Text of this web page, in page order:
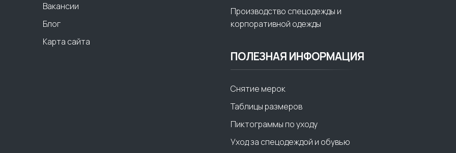
Вакансии
Блог
Карта сайта
Производство спецодежды и
корпоративной одежды
ПОЛЕЗНАЯ ИНФОРМАЦИЯ
Снятие мерок
Таблицы размеров
Пиктограммы по уходу
Уход за спецодеждой и обувью